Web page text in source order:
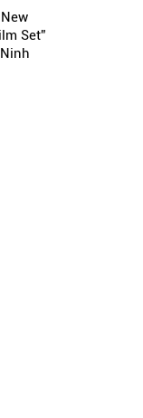
Set”